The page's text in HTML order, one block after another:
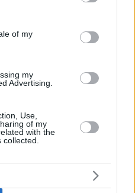
and its third-party tags to
purposes in below Google
of my
my
Advertising.
Use,
of my
with the
με τον οποίο μαθαίνουν οι
καρδιά της Αθήνας
Σχολιασμένα